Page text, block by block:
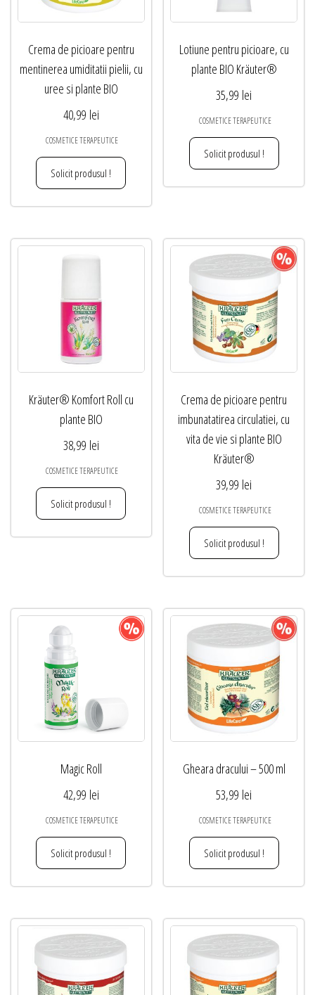
Crema de picioare pentru
mentinerea umiditatii pielii, cu
uree si plante BIO
40,99 lei
COSMETICE TERAPEUTICE
Solicit produsul !
Lotiune pentru picioare, cu
plante BIO Kräuter®
35,99 lei
COSMETICE TERAPEUTICE
Solicit produsul !
Kräuter® Komfort Roll cu
plante BIO
38,99 lei
COSMETICE TERAPEUTICE
Solicit produsul !
Crema de picioare pentru
imbunatatirea circulatiei, cu
vita de vie si plante BIO
Kräuter®
39,99 lei
COSMETICE TERAPEUTICE
Solicit produsul !
Magic Roll
42,99 lei
COSMETICE TERAPEUTICE
Solicit produsul !
Gheara dracului – 500 ml
53,99 lei
COSMETICE TERAPEUTICE
Solicit produsul !